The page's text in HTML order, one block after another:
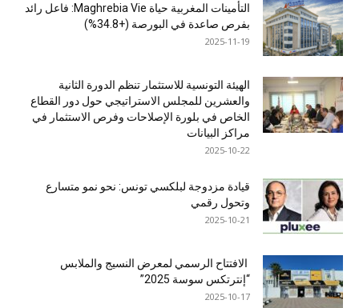
التأمينات المغربية حياة Maghrebia Vie: فاعل رائد
بفرص صاعدة في البورصة (+34.8%)
2025-11-19
الهيئة التونسية للاستثمار تنظم الدورة الثانية
والعشرين للمجلس الاستراتيجي حول دور القطاع
الخاص في بلورة الإصلاحات وفرص الاستثمار في
مراكز البيانات
2025-10-22
قيادة مزدوجة لبلكسي تونس: نحو نمو متسارع
وتحول رقمي
2025-10-21
الافتتاح الرسمي لمعرض النسيج والملابس
“إنترتكس سوسة 2025”
2025-10-17